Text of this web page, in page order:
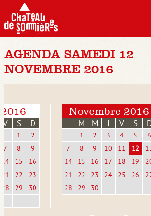
AGENDA SAMEDI 12
NOVEMBRE 2016
V S D
1
2
7
8
9
14
15
16
21
22
23
28
29 30
Novembre 2016
L M M J V S
1 2 3 4 5
6
7
8 9 10 11 12
14
15 16 17 18 19
21
22 23 24 25 26
28
29 30